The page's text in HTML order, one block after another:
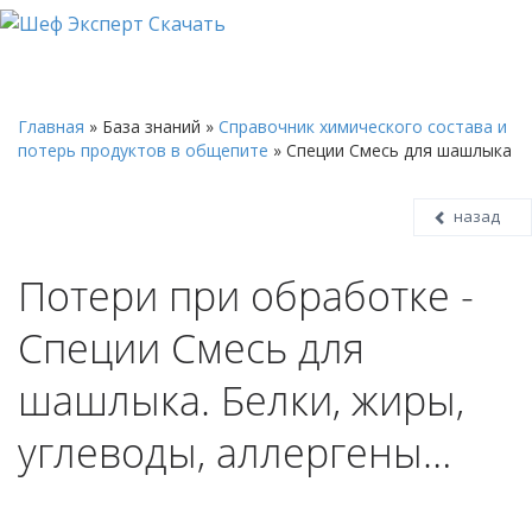
Главная » База знаний » Справочник химического состава и
потерь продуктов в общепите » Специи Смесь для шашлыка
назад
Потери при обработке -
Специи Смесь для
шашлыка. Белки, жиры,
углеводы, аллергены…